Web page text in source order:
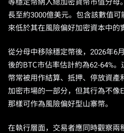
等穩定幣納入總加密貨幣市值分母
長至約3000億美元。包含該數值
來低於其在風險偏好加密資本中的
從分母中移除穩定幣後，2026年6
後的BTC市佔率估計約為62-64%
幣常被用作結算、抵押、停放資產
加密市場的一部分，但其行為不像
那樣可作為風險偏好型山寨幣。
在執行層面，交易者應同時觀察兩